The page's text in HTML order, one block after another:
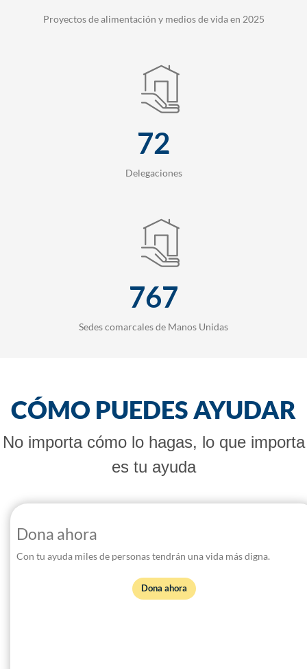
Proyectos de alimentación y medios de vida en 2025
72
Delegaciones
767
Sedes comarcales de Manos Unidas
CÓMO PUEDES AYUDAR
No importa cómo lo hagas, lo que importa
es tu ayuda
Dona ahora
Con tu ayuda miles de personas tendrán una vida más digna.
Dona ahora